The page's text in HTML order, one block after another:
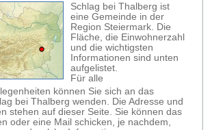
Schlag bei Thalberg ist
eine Gemeinde in der
Region Steiermark. Die
Fläche, die Einwohnerzahl
und die wichtigsten
Informationen sind unten
aufgelistet.
Für alle
können Sie sich an das
bei Thalberg wenden. Die Adresse und
stehen auf dieser Seite. Sie können das
oder eine Mail schicken, je nachdem,